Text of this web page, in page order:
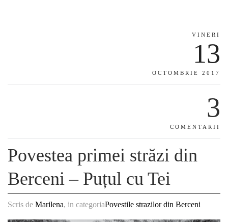
VINERI
13
OCTOMBRIE 2017
3
COMENTARII
Povestea primei străzi din
Berceni – Puțul cu Tei
Scris de Marilena, in categoriaPovestile strazilor din Berceni